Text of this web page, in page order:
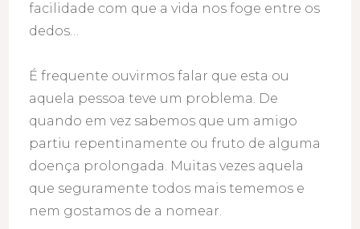
facilidade com que a vida nos foge entre os
dedos…
É frequente ouvirmos falar que esta ou
aquela pessoa teve um problema. De
quando em vez sabemos que um amigo
partiu repentinamente ou fruto de alguma
doença prolongada. Muitas vezes aquela
que seguramente todos mais tememos e
nem gostamos de a nomear.